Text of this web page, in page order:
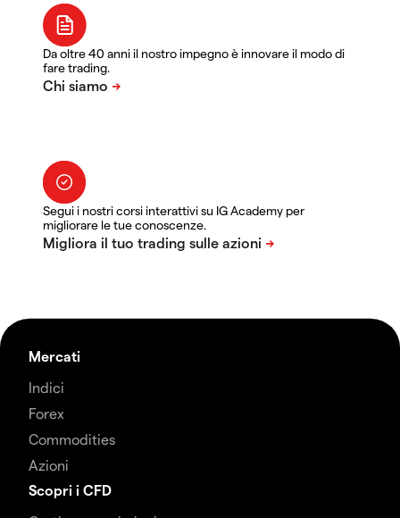
Da oltre 40 anni il nostro impegno è innovare il modo di
fare trading.
Segui i nostri corsi interattivi su IG Academy per
migliorare le tue conoscenze.
Mercati
Indici
Forex
Commodities
Azioni
Scopri i CFD